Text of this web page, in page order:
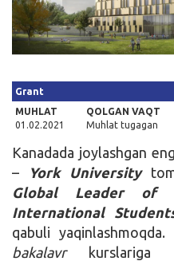
Grant
MUHLAT
01.02.2021
QOLGAN VAQT
Muhlat tugagan
Kanadada joylashgan
–
York University
Global Leader of
International
qabuli
bakalavrkurslariga